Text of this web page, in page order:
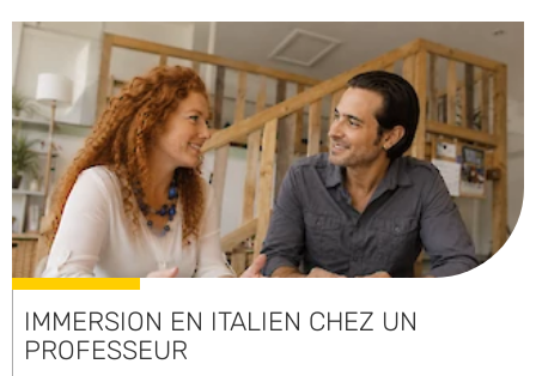
IMMERSION EN ITALIEN CHEZ UN
PROFESSEUR